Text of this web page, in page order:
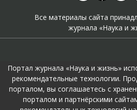
Все материалы сайта
журнала «Наука и
На портале применяются
Продолжая пользоваться порталом
Портал журнала «Наука и жизнь»
рекомендательные технологии.
порталом, вы соглашаетесь с
порталом и партнёрскими